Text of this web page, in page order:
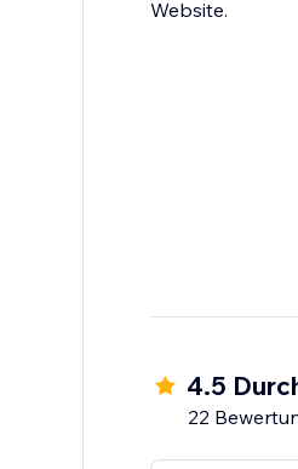
Website.
4.5
22